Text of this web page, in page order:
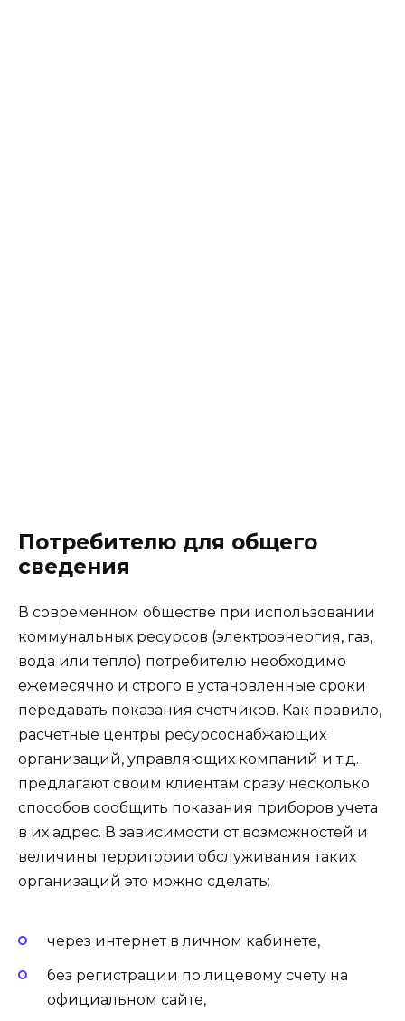
Потребителю для общего
сведения
В современном обществе при использовании
коммунальных ресурсов (электроэнергия, газ,
вода или тепло) потребителю необходимо
ежемесячно и строго в установленные сроки
передавать показания счетчиков. Как правило,
расчетные центры ресурсоснабжающих
организаций, управляющих компаний и т.д.
предлагают своим клиентам сразу несколько
способов сообщить показания приборов учета
в их адрес. В зависимости от возможностей и
величины территории обслуживания таких
организаций это можно сделать:
через интернет в личном кабинете,
без регистрации по лицевому счету на
официальном сайте,